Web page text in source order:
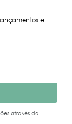
Lançamentoe
através da